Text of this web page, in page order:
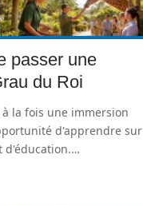
passer une
du Roi
la fois une immersion
d'apprendre sur
d'éducation.…